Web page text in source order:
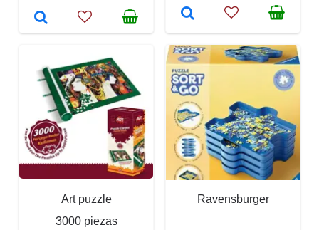
Art puzzle
3000 piezas
Ravensburger